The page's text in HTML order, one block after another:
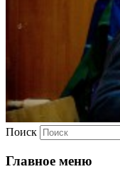
Поиск
Главное меню